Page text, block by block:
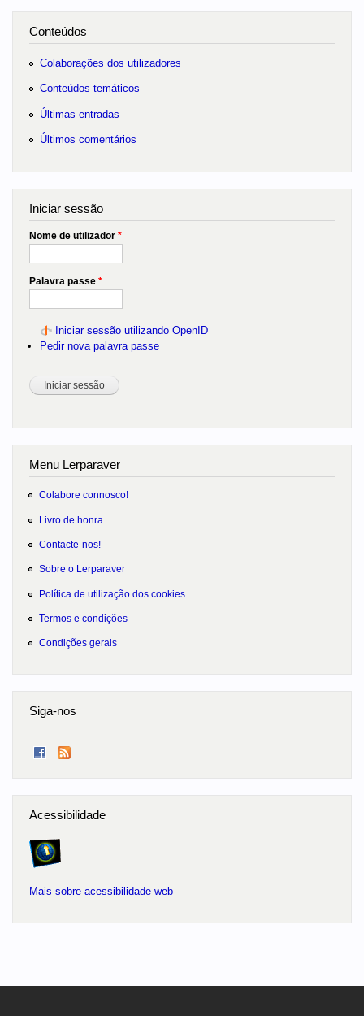
Conteúdos
Colaborações dos utilizadores
Conteúdos temáticos
Últimas entradas
Últimos comentários
Iniciar sessão
Nome de utilizador *
Palavra passe *
Iniciar sessão utilizando OpenID
Pedir nova palavra passe
Menu Lerparaver
Colabore connosco!
Livro de honra
Contacte-nos!
Sobre o Lerparaver
Política de utilização dos cookies
Termos e condições
Condições gerais
Siga-nos
Acessibilidade
Mais sobre acessibilidade web